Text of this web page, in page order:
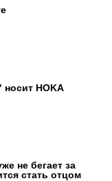
HOKA
не бегает за
стать отцом